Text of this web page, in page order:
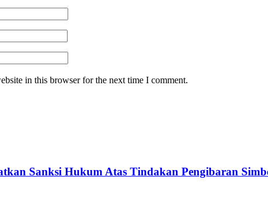
in this browser for the next time I comment.
Sanksi Hukum Atas Tindakan Pengibaran